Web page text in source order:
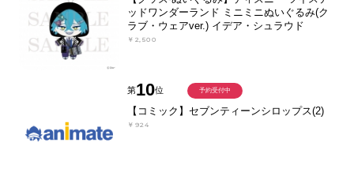
ッドワンダーランド ミニミニぬいぐるみ(ク
ラブ・ウェアver.) イデア・シュラウド
￥2,500
第10位
【コミック】セブンティーンシロップス(2)
￥924
予約受付中